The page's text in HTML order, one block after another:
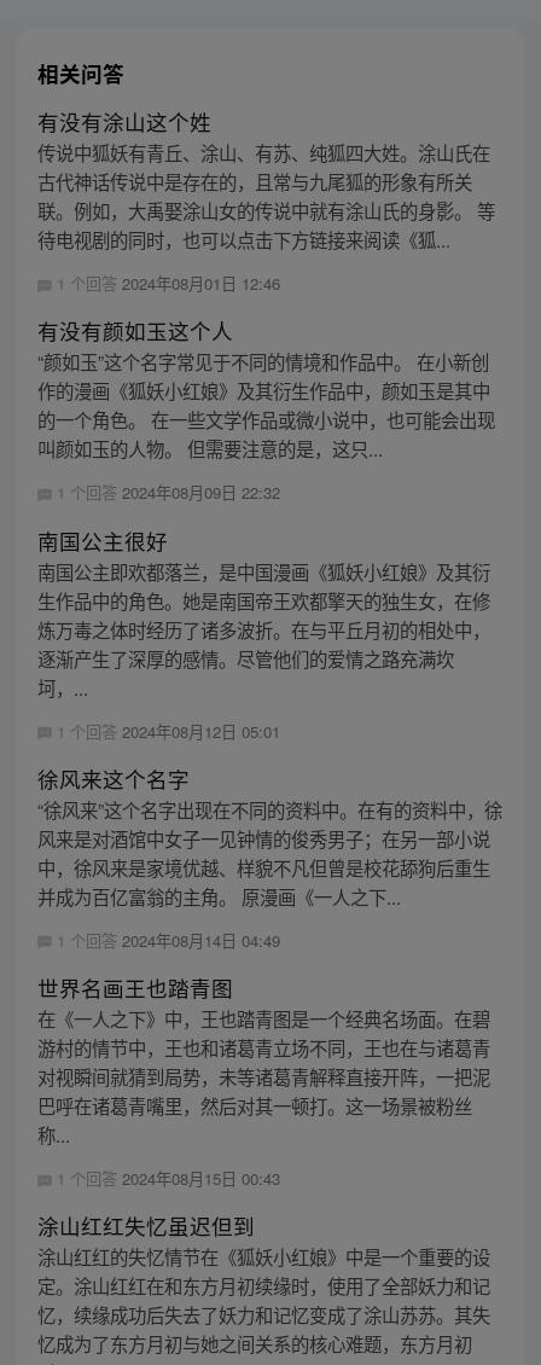
相关问答
有没有涂山这个姓
传说中狐妖有青丘、涂山、有苏、纯狐四大姓。涂山氏在
古代神话传说中是存在的，且常与九尾狐的形象有所关
联。例如，大禹娶涂山女的传说中就有涂山氏的身影。 等
待电视剧的同时，也可以点击下方链接来阅读《狐...
1 个回答 2024年08月01日 12:46
有没有颜如玉这个人
“颜如玉”这个名字常见于不同的情境和作品中。 在小新创
作的漫画《狐妖小红娘》及其衍生作品中，颜如玉是其中
的一个角色。 在一些文学作品或微小说中，也可能会出现
叫颜如玉的人物。 但需要注意的是，这只...
1 个回答 2024年08月09日 22:32
南国公主很好
南国公主即欢都落兰，是中国漫画《狐妖小红娘》及其衍
生作品中的角色。她是南国帝王欢都擎天的独生女，在修
炼万毒之体时经历了诸多波折。在与平丘月初的相处中，
逐渐产生了深厚的感情。尽管他们的爱情之路充满坎
坷，...
1 个回答 2024年08月12日 05:01
徐风来这个名字
“徐风来”这个名字出现在不同的资料中。在有的资料中，徐
风来是对酒馆中女子一见钟情的俊秀男子；在另一部小说
中，徐风来是家境优越、样貌不凡但曾是校花舔狗后重生
并成为百亿富翁的主角。 原漫画《一人之下...
1 个回答 2024年08月14日 04:49
世界名画王也踏青图
在《一人之下》中，王也踏青图是一个经典名场面。在碧
游村的情节中，王也和诸葛青立场不同，王也在与诸葛青
对视瞬间就猜到局势，未等诸葛青解释直接开阵，一把泥
巴呼在诸葛青嘴里，然后对其一顿打。这一场景被粉丝
称...
1 个回答 2024年08月15日 00:43
涂山红红失忆虽迟但到
涂山红红的失忆情节在《狐妖小红娘》中是一个重要的设
定。涂山红红在和东方月初续缘时，使用了全部妖力和记
忆，续缘成功后失去了妖力和记忆变成了涂山苏苏。其失
忆成为了东方月初与她之间关系的核心难题，东方月初